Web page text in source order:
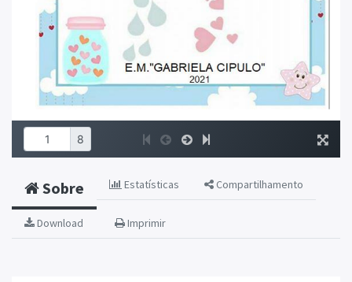
Sobre Estatísticas Compartilhamento
Download Imprimir